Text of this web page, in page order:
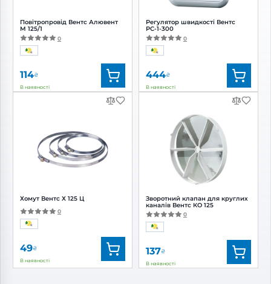
Повітропровід Вентс Алювент
М 125/1
0
114₴
В наявності
Вентс
Діаметр:
125 мм
Хомут Вентс Х 125 Ц
0
49₴
В наявності
Регулятор швидкості Вентс
РС-1-300
0
444₴
В наявності
Вентс
Артикул: 0000228379
Зворотний клапан для круглих
каналів Вентс КО 125
0
137₴
В наявності